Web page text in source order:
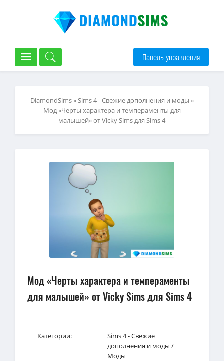
Панель управления
DiamondSims»Sims 4 - Свежие дополнения и моды »
Мод «Черты характера и темпераменты для
малышей» от Vicky Sims для Sims 4
Мод «Черты характера и темпераменты
для малышей» от Vicky Sims для Sims 4
Категории:
Sims 4 - Свежие
дополнения и моды /
Моды